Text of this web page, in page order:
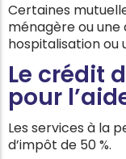
Certaines
ménagère ou une
hospitalisation ou
Le crédit
pour
Les services à la
d’impôt de 50 %.